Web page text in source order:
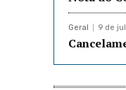
Geral 9 de